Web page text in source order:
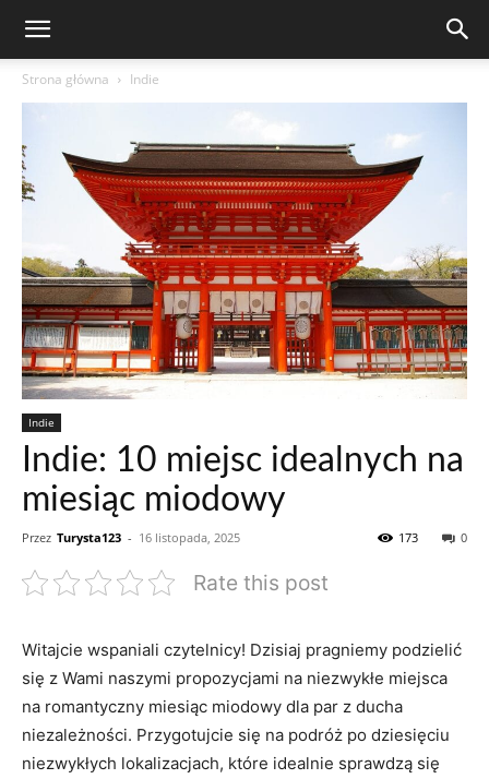
Strona główna Indie
Indie
Indie: 10 miejsc idealnych na
miesiąc miodowy
Przez Turysta123 - 16 listopada, 2025 0
173
Rate this post
Witajcie wspaniali ⁤czytelnicy! Dzisiaj pragniemy podzielić⁤
się⁢ z Wami naszymi propozycjami na niezwykłe⁣ miejsca
na romantyczny miesiąc miodowy dla par z ducha
niezależności. Przygotujcie się na podróż po dziesięciu
‍niezwykłych lokalizacjach, które idealnie‌ sprawdzą się